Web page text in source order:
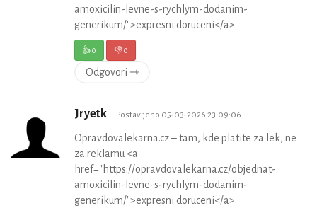
amoxicilin-levne-s-rychlym-dodanim-
generikum/">expresni doruceni</a>
👍0 👎0
Odgovori ⇾
Jryetk Postavljeno 05-03-2026 23:09:06
Opravdovalekarna.cz – tam, kde platite za lek, ne
za reklamu <a
href="https://opravdovalekarna.cz/objednat-
amoxicilin-levne-s-rychlym-dodanim-
generikum/">expresni doruceni</a>